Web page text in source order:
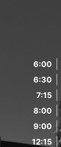
6:00
6:30
7:15
8:00
9:00
12:15